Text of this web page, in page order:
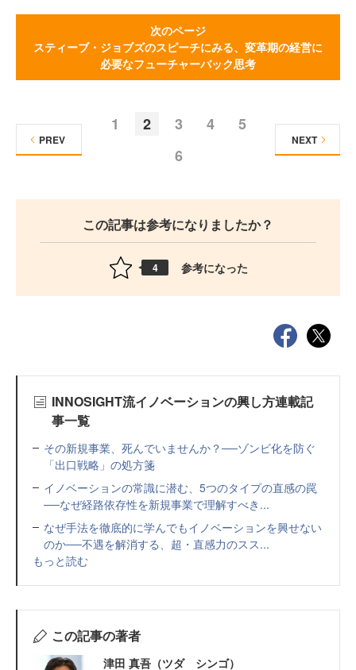
次のページ
スティーブ・ジョブズのスピーチにみる、変革期の経営に
必要なフューチャーバック思考
1 2 3 4
5
6
PREV NEXT
この記事は参考になりましたか？
4 参考になった
INNOSIGHT流イノベーションの興し方連載記
事一覧
その新規事業、死んでいませんか？──ゾンビ化を防ぐ
「出口戦略」の処方箋
イノベーションの常識に潜む、5つのタイプの直感の罠
──なぜ経路依存性を新規事業で理解すべき...
なぜ手法を徹底的に学んでもイノベーションを興せない
のか──不遇を解消する、超・直感力のスス...
もっと読む
この記事の著者
津田 真吾（ツダ シンゴ）